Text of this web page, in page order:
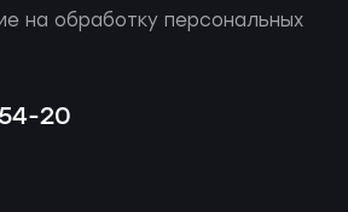
на обработку персональных
20